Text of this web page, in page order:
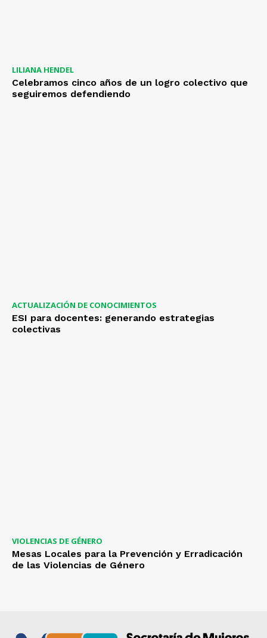
LILIANA HENDEL
Celebramos cinco años de un logro colectivo que
seguiremos defendiendo
ACTUALIZACIÓN DE CONOCIMIENTOS
ESI para docentes: generando estrategias
colectivas
VIOLENCIAS DE GÉNERO
Mesas Locales para la Prevención y Erradicación
de las Violencias de Género